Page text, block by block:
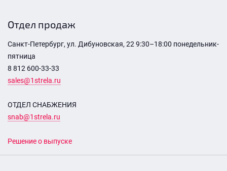
Отдел продаж
Санкт-Петербург, ул. Дибуновская, 22 9:30–18:00 понедельник-
пятница
8 812 600-33-33
sales@1strela.ru
ОТДЕЛ СНАБЖЕНИЯ
snab@1strela.ru
Решение о выпуске